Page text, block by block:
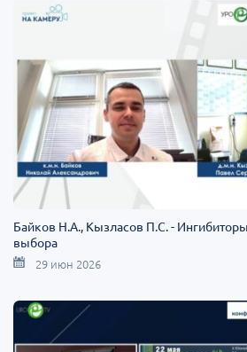
Байков Н.А., Кызласов П.C. -
выбора
29 июн 2026